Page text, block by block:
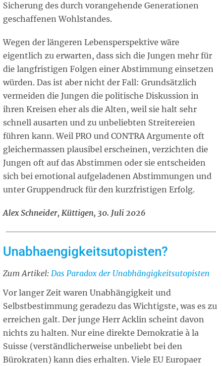
Sicherung des durch vorangehende Generationen
geschaffenen Wohlstandes.
Wegen der längeren Lebensperspektive wäre
eigentlich zu erwarten, dass sich die Jungen mehr für
die langfristigen Folgen einer Abstimmung einsetzen
würden. Das ist aber nicht der Fall: Grundsätzlich
vermeiden die Jungen die politische Diskussion in
ihren Kreisen eher als die Alten, weil sie halt sehr
schnell ausarten und zu unbeliebten Streitereien
führen kann. Weil PRO und CONTRA Argumente oft
gleichermassen plausibel erscheinen, verzichten die
Jungen oft auf das Abstimmen oder sie entscheiden
sich bei emotional aufgeladenen Abstimmungen und
unter Gruppendruck für den kurzfristigen Erfolg.
Alex Schneider, Küttigen, 30. Juli 2026
Unabhaengigkeitsutopisten?
Zum Artikel: Related
Das Paradox der Unabhängigkeitsutopisten
Vor langer Zeit waren Unabhängigkeit und
Selbstbestimmung geradezu das Wichtigste, was es zu
erreichen galt. Der junge Herr Acklin scheint davon
nichts zu halten. Nur eine direkte Demokratie à la
Suisse (verständlicherweise unbeliebt bei den
Bürokraten) kann dies erhalten. Viele EU Europaer